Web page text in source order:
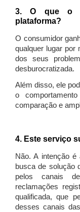
3. O que o
plataforma?
O consumidor
qualquer lugar por
dos seus
desburocratizada.
Além disso, ele
o
comparação e
4. Este serviço
Não. A intenção
busca de solução
pelos canais
reclamações
qualificada, que
desses canais